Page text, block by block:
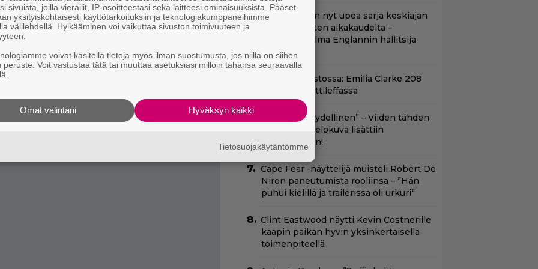
kun presidentin kimppuun taas hyökätään.
osia mainita, sillä ilman niiden
kuluneimmistä toimintakliseistä
erittäin väkivaltaista ja nihilististä sellaista.
että kyseessä on sarjan heikoin osa.
Netflixissä on nyt upea sarja keskiajan
kuninkaallisten aikakaudelta –
keskiössä julma Englannin hallitsija
Henrik VIII
Nyt suoratoistossa: Emilia Clarke 208
miljoonan hittileffassa
”Lajissaan täydellinen” – Viiden tähden
scifitoimintaelokuva lisättiin
suoratoistoon!
Cape Fear -näyttelijä muisteli Robert De
Niron paneutumista rooliinsa – ”Hän
puhui kielillä ja trailerissa oli urkuri”
Clint Eastwood näytti Kevin Costnerille
kaapin paikan hyvin yksinkertaisella
toimenpiteellä
sivuista, joilla vierailit, IP-osoitteestasi sekä laitteesi ominaisuuksista. Pääset
yksityiskohtaisesti käyttötarkoituksiin ja teknologiakumppaneihimme
välilehdellä. Hylkääminen voi vaikuttaa sivuston toimivuuteen ja
voivat käsitellä tietoja myös ilman suostumusta, jos niillä on siihen
peruste. Voit vastustaa tätä tai muuttaa asetuksiasi milloin tahansa seuraavalla
Hyväksyn kaikki
Omat valintani
Tietosuojakäytäntömme